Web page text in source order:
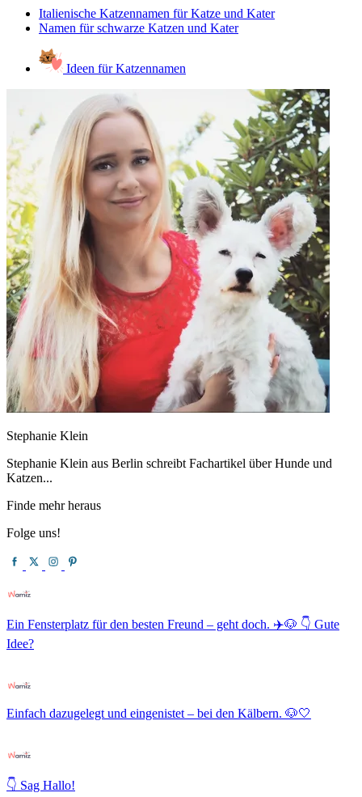
Italienische Katzennamen für Katze und Kater
Namen für schwarze Katzen und Kater
Ideen für Katzennamen
Stephanie Klein
Stephanie Klein aus Berlin schreibt Fachartikel über Hunde und
Katzen...
Finde mehr heraus
Folge uns!
Ein Fensterplatz für den besten Freund – geht doch. ✈️🐶 👇 Gute
Idee?
Einfach dazugelegt und eingenistet – bei den Kälbern. 🐶🤍
👇 Sag Hallo!